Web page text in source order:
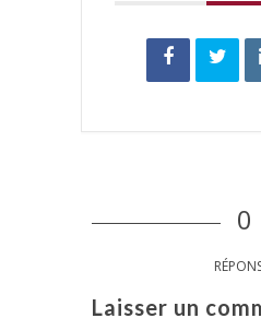
0
Laisser un